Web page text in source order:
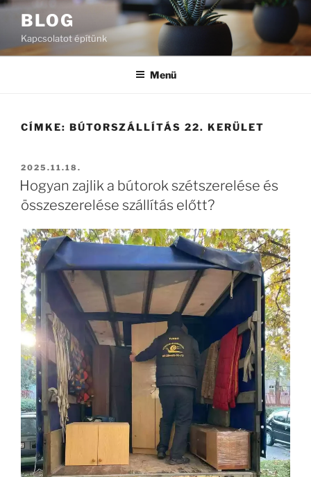
Tartalomhoz
BLOG
Kapcsolatot építünk
Menü
CÍMKE: BÚTORSZÁLLÍTÁS 22. KERÜLET
BEKÜLDVE:
2025.11.18.
Hogyan zajlik a bútorok szétszerelése és
összeszerelése szállítás előtt?